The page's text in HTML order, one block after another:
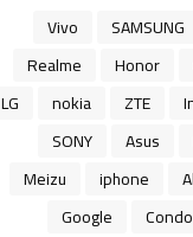
SAMSUNG
Vivo
Honor
Realme
ZTE
nokia
LG
Asus
SONY
iphone
Meizu
Google